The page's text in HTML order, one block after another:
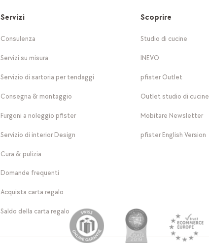
Servizi
Consulenza
Servizi su misura
Servizio di sartoria per tendaggi
Consegna & montaggio
Furgoni a noleggio pfister
Servizio di interior Design
Cura & pulizia
Domande frequenti
Acquista carta regalo
Saldo della carta regalo
Scoprire
Studio di cucine
INEVO
pfister Outlet
Outlet studio di cucine
Mobitare Newsletter
pfister English Version